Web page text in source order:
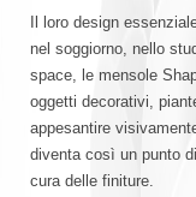
Il loro design
nel soggiorno, nello
space, le mensole
oggetti decorativi,
appesantire
diventa così un punto
cura delle finiture.